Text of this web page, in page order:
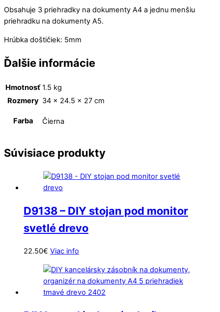
Obsahuje 3 priehradky na dokumenty A4 a jednu menšiu
priehradku na dokumenty A5.
Hrúbka doštičiek: 5mm
Ďalšie informácie
Hmotnosť 1.5 kg
Rozmery 34 × 24.5 × 27 cm
Farba Čierna
Súvisiace produkty
D9138 – DIY stojan pod monitor
svetlé drevo
22.50€ Viac info